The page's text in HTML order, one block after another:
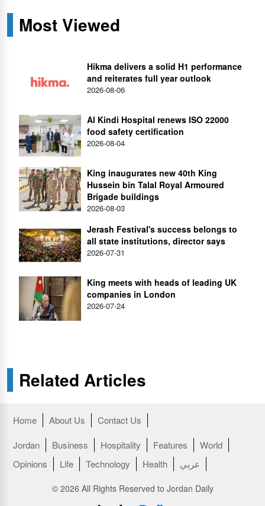
Most Viewed
Hikma delivers a solid H1 performance
and reiterates full year outlook
2026-08-06
Al Kindi Hospital renews ISO 22000
food safety certification
2026-08-04
King inaugurates new 40th King
Hussein bin Talal Royal Armoured
Brigade buildings
2026-08-03
Jerash Festival's success belongs to
all state institutions, director says
2026-07-31
King meets with heads of leading UK
companies in London
2026-07-24
Related Articles
Home About Us
Contact Us
Jordan
Business Hospitality Features
World
Opinions
Life Technology Health عربي
© 2026 All Rights Reserved to Jordan Daily